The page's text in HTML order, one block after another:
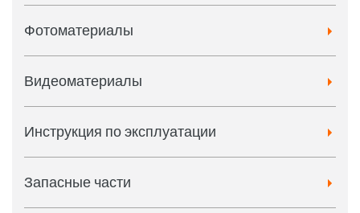
Фотоматериалы
Видеоматериалы
Инструкция по эксплуатации
Запасные части